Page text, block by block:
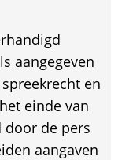
aangegeven
en
einde van
door de pers
aangaven